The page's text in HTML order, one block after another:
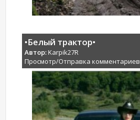
•Белый трактор•
Автор:Karpik27R
Просмотр/Отправка комментариев